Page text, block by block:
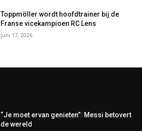
Toppmöller wordt hoofdtrainer bij de
Franse vicekampioen RC Lens
juni 17, 2026
“Je moet ervan genieten”: Messi betovert
de wereld